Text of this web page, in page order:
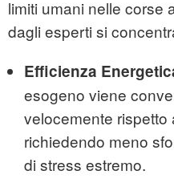
limiti umani nelle corse
dagli esperti si
Efficienza
esogeno viene
velocemente rispetto
richiedendo meno
di stress estremo.